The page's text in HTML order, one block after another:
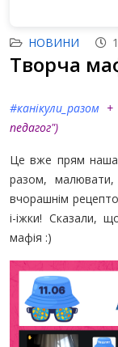
НОВИНИ
Творча
#канікули_разом +
педагог")
Це вже прям наша
разом, малювати,
вчорашнім
і-іжки! Сказали,
мафія :)